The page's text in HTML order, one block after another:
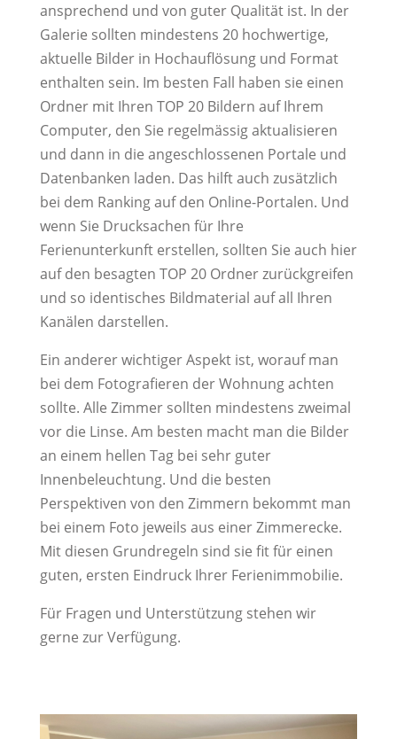
ansprechend und von guter Qualität ist. In der
Galerie sollten mindestens 20 hochwertige,
aktuelle Bilder in Hochauflösung und Format
enthalten sein. Im besten Fall haben sie einen
Ordner mit Ihren TOP 20 Bildern auf Ihrem
Computer, den Sie regelmässig aktualisieren
und dann in die angeschlossenen Portale und
Datenbanken laden. Das hilft auch zusätzlich
bei dem Ranking auf den Online-Portalen. Und
wenn Sie Drucksachen für Ihre
Ferienunterkunft erstellen, sollten Sie auch hier
auf den besagten TOP 20 Ordner zurückgreifen
und so identisches Bildmaterial auf all Ihren
Kanälen darstellen.
Ein anderer wichtiger Aspekt ist, worauf man
bei dem Fotografieren der Wohnung achten
sollte. Alle Zimmer sollten mindestens zweimal
vor die Linse. Am besten macht man die Bilder
an einem hellen Tag bei sehr guter
Innenbeleuchtung. Und die besten
Perspektiven von den Zimmern bekommt man
bei einem Foto jeweils aus einer Zimmerecke.
Mit diesen Grundregeln sind sie fit für einen
guten, ersten Eindruck Ihrer Ferienimmobilie.
Für Fragen und Unterstützung stehen wir
gerne zur Verfügung.